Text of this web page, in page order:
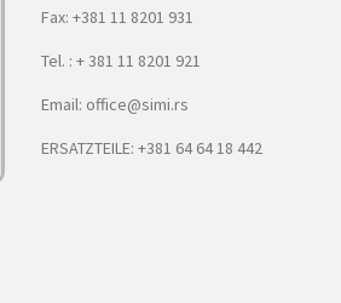
Fax: +381 11 8201 931
Tel. : + 381 11 8201 921
Email: office@simi.rs
ERSATZTEILE: +381 64 64 18 442